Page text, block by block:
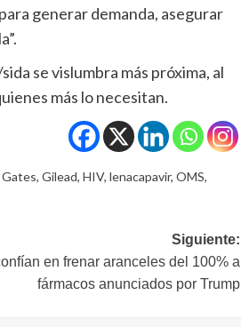
generar demanda, asegurar
se vislumbra más próxima, al
más lo necesitan.
, Gilead, HIV, lenacapavir, OMS,
Siguiente:
en frenar aranceles del 100% a
fármacos anunciados por Trump